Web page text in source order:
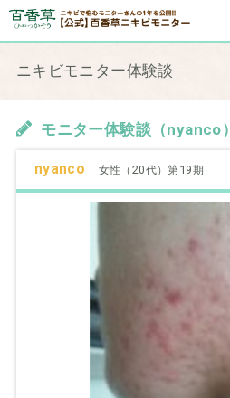
ニキビモニター体験談
モニター体験談（nyanco）
nyanco 女性（20代）第19期